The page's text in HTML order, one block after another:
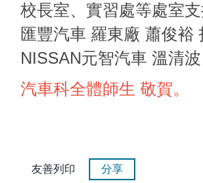
校長室、實習處等處室
匯豐汽車 羅東廠 蕭俊裕
NISSAN元智汽車 溫清
汽車科全體師生 敬賀。
友善列印 分享